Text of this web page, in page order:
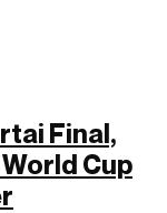
Final,
Cup